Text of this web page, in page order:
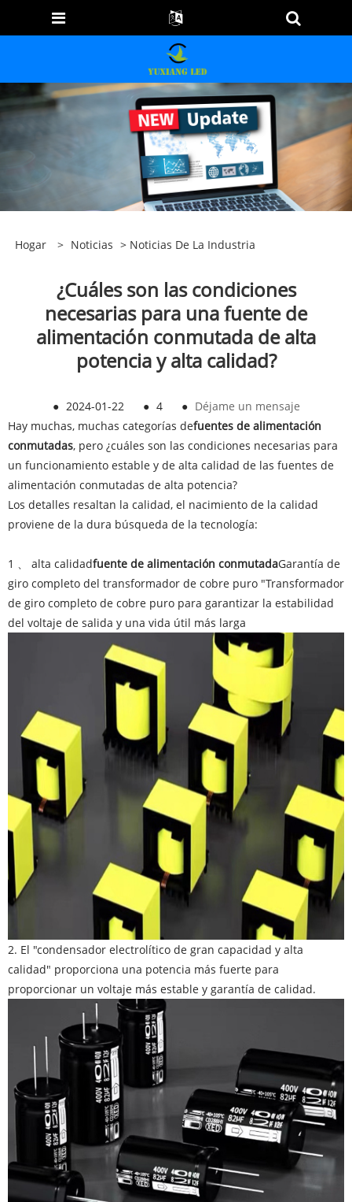
Hogar > Noticias > Noticias De La Industria
¿Cuáles son las condiciones
necesarias para una fuente de
alimentación conmutada de alta
potencia y alta calidad?
● 2024-01-22 ● 4 ● Déjame un mensaje
Hay muchas, muchas categorías defuentes de alimentación
conmutadas, pero ¿cuáles son las condiciones necesarias para
un funcionamiento estable y de alta calidad de las fuentes de
alimentación conmutadas de alta potencia?
Los detalles resaltan la calidad, el nacimiento de la calidad
proviene de la dura búsqueda de la tecnología:
1 、 alta calidadfuente de alimentación conmutadaGarantía de
giro completo del transformador de cobre puro "Transformador
de giro completo de cobre puro para garantizar la estabilidad
del voltaje de salida y una vida útil más larga
2. El "condensador electrolítico de gran capacidad y alta
calidad" proporciona una potencia más fuerte para
proporcionar un voltaje más estable y garantía de calidad.